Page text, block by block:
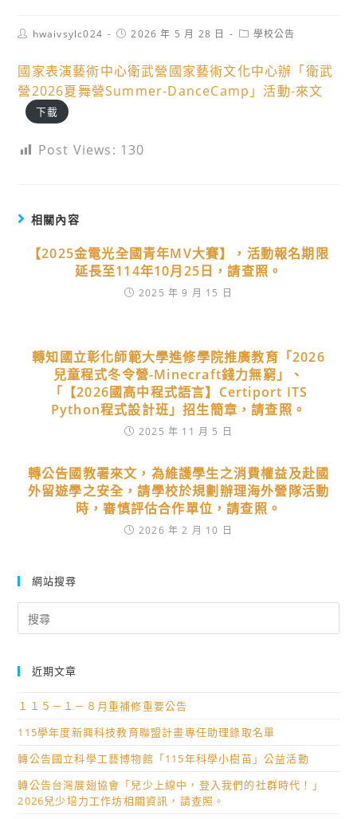
Posthwaivsylc024
Post2026 年 5 月 28 日
Post學校公告
國家表演藝術中心衛武營國家藝術文化中心辦「衛武
營2026夏舞營Summer-DanceCamp」活動-來文
下載
Post Views: 130
相關內容
【2025金電光全國青年MV大賽】，活動報名期限
延長至114年10月25日，請查照。
2025 年 9 月 15 日
轉知國立彰化師範大學進修學院推廣教育「2026
兒童程式冬令營-Minecraft錢力無窮」、
「【2026國高中程式語言】Certiport ITS
Python程式設計班」招生簡章，請查照。
2025 年 11 月 5 日
轉公告國教署來文，為維護學生之消費權益及赴國
外留遊學之安全，請學校於規劃辦理海外營隊活動
時，審慎評估合作單位，請查照。
2026 年 2 月 10 日
網站搜尋
for:
近期文章
１１５－１－８月重補修重要公告
115學年度新興科技教育聯盟計畫專任助理錄取名單
轉公告國立科學工藝博物館「115年科學小樹苗」公益活動
轉公告台灣展翅協會「兒少上線中，登入我們的社群時代！」
2026兒少培力工作坊相關資訊，請查照。